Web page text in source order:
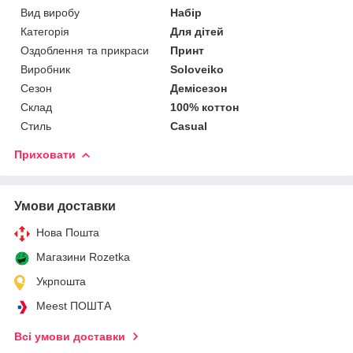
Вид виробу
Набір
Категорія
Для дітей
Оздоблення та прикраси
Принт
Виробник
Soloveiko
Сезон
Демісезон
Склад
100% коттон
Стиль
Casual
Приховати
Умови доставки
Нова Пошта
Магазини Rozetka
Укрпошта
Meest ПОШТА
Всі умови доставки